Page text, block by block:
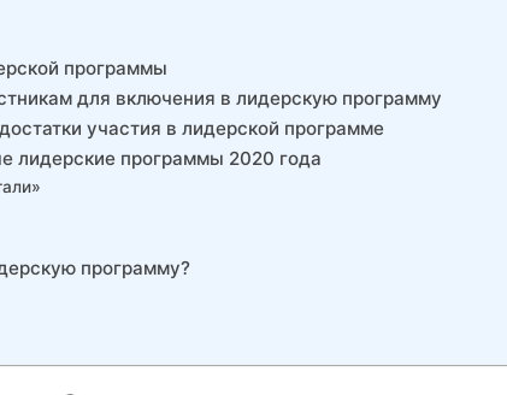
программы
для включения в лидерскую программу
участия в лидерской программе
лидерские программы 2020 года
программу?